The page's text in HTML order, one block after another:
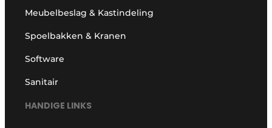
Meubelbeslag & Kastindeling
Spoelbakken & Kranen
Software
Sanitair
HANDIGE LINKS